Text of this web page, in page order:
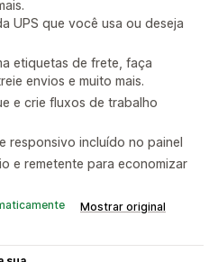
UPS que você usa ou deseja
etiquetas de frete, faça
envios e muito mais.
e crie fluxos de trabalho
responsivo incluído no painel
e remetente para economizar
Mostrar original